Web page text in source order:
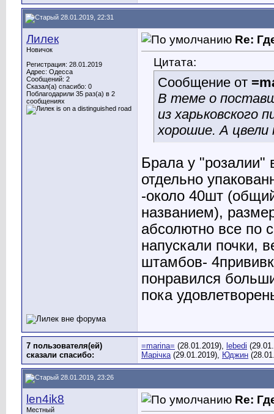
28.01.2019, 22:31
Лилек
Новичок
Регистрация: 28.01.2019
Адрес: Одесса
Сообщений: 2
Сказал(а) спасибо: 0
Поблагодарили 35 раз(а) в 2
сообщениях
Re:
Цитата:
Сообщение от
В теме о
из
хорошие. А
Брала у
отдельно
-около 40шт
названием),
абсолютно все по
напускали почки,
штамбов-
понравился
пока
7 пользователя(ей)
сказали cпасибо:
=marina= (28.01.2019), lebedi
Марічка(29.01.2019), Юджин
28.01.2019, 23:26
len4ik8
Местный
Re: